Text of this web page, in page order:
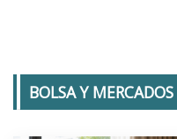
BOLSA Y MERCADOS